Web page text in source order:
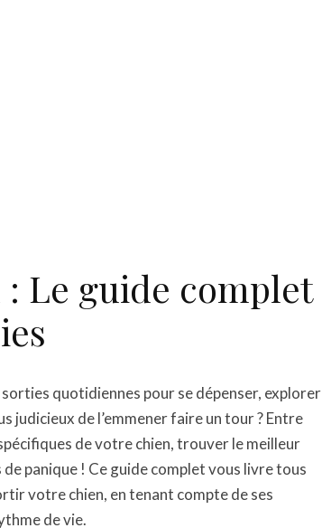
Le guide complet
quotidiennes pour se dépenser, explorer
judicieux de l’emmener faire un tour ? Entre
de votre chien, trouver le meilleur
panique ! Ce guide complet vous livre tous
votre chien, en tenant compte de ses
de vie.